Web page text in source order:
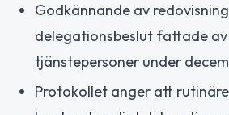
Godkännande av
delegationsbeslut fattade
tjänstepersoner under
Protokollet anger att